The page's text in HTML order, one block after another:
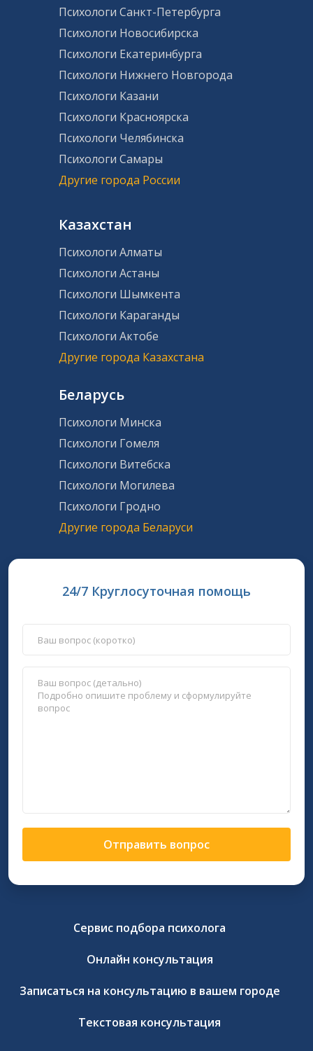
Психологи Санкт-Петербурга
Психологи Новосибирска
Психологи Екатеринбурга
Психологи Нижнего Новгорода
Психологи Казани
Психологи Красноярска
Психологи Челябинска
Психологи Самары
Другие города России
Казахстан
Психологи Алматы
Психологи Астаны
Психологи Шымкента
Психологи Караганды
Психологи Актобе
Другие города Казахстана
Беларусь
Психологи Минска
Психологи Гомеля
Психологи Витебска
Психологи Могилева
Психологи Гродно
Другие города Беларуси
24/7 Круглосуточная помощь
Отправить вопрос
Сервис подбора психолога
Онлайн консультация
Записаться на консультацию в вашем городе
Текстовая консультация